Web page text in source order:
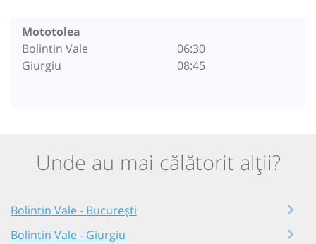
Mototolea
Bolintin Vale
Giurgiu
06:30
08:45
Unde au mai călătorit alții?
Bolintin Vale - București
Bolintin Vale - Giurgiu